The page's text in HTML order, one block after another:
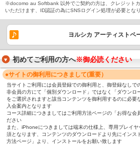
※docomo au Softbank 以外でご契約の方は、クレジット
いただけます、ID認証の為にSNSログイン処理が必要とな
ヨルシカ アーティストペ
初めてご利用の方へ※御必読ください
●サイトの御利用につきまして(重要）
当サイトご利用には会員登録での御利用と、御登録なしで
非会員の方にて「個別ダウンロード」ではなく「ダウンロ
をご選択されますと該当コンテンツを御利用するのに必要
入会案内となります
コース詳細につきましてはご利用方法ページの「お得な会
ださい
また、iPhoneにつきましては端末の仕様上、専用プレイ
須となります、コンテンツのダウンロードより先にインス
方法ページ」より、インストールをお願い致します